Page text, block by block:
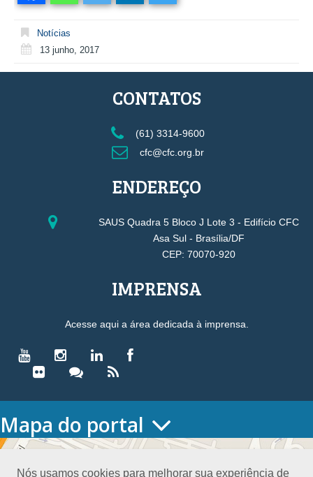
Notícias
13 junho, 2017
Nós usamos cookies para melhorar sua experiência de
CONTATOS
(61) 3314-9600
cfc@cfc.org.br
ENDEREÇO
SAUS Quadra 5 Bloco J Lote 3 - Edifício CFC
Asa Sul - Brasília/DF
CEP: 70070-920
IMPRENSA
Acesse aqui a área dedicada à imprensa.
Mapa do portal
HOME